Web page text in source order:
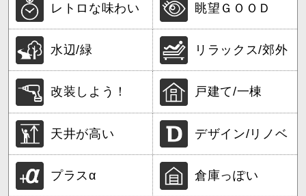
レトロな味わい 眺望ＧＯＯＤ
水辺/緑 リラックス/郊外
改装しよう！ 戸建て/一棟
天井が高い デザイン/リノベ
プラスα 倉庫っぽい